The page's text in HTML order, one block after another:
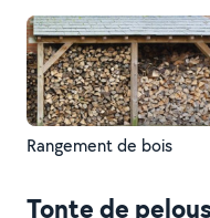
Rangement de bois
Tonte de